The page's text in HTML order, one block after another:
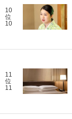
10
位
10
11
位
11